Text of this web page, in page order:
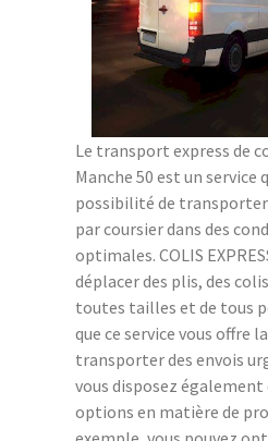
Le transport express de
Manche 50 est un service
possibilité de
par coursier dans des
optimales. COLIS
déplacer des plis, des
toutes tailles et de tous
que ce service vous offre
transporter des envois
vous disposez
options en matière de